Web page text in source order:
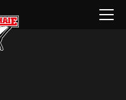
Menü
öffnen